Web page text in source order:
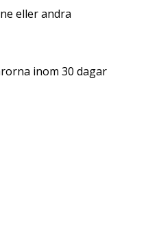
eller andra
inom 30 dagar